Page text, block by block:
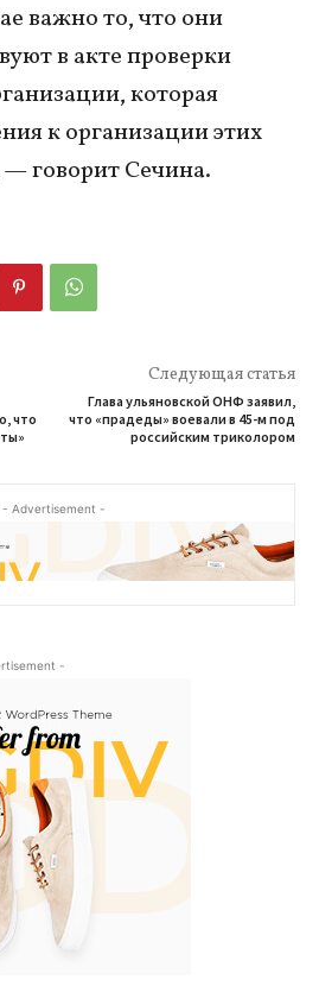
важно то, что они
в акте проверки
которая
к организации этих
говорит Сечина.
что
Следующая статья
Глава ульяновской ОНФ заявил,
что «прадеды» воевали в 45-м под
российским триколором
- Advertisement -
-